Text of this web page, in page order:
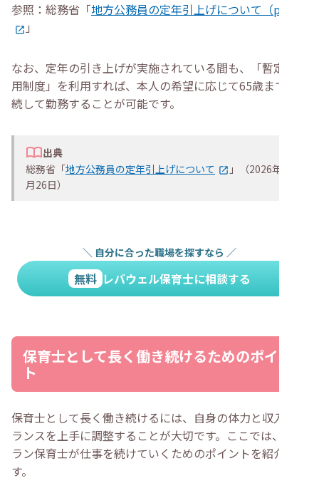
参照：総務省「地方公務員の定年引上げについて（p2）
」
なお、定年の引き上げが実施されている間も、「暫定再任
用制度」を利用すれば、本人の希望に応じて65歳まで継
続して勤務することが可能です。
出典
総務省「地方公務員の定年引上げについて
」（2026年5
月26日）
＼ 自分に合った職場を探すなら ／
無料 レバウェル保育士に相談する
保育士として長く働き続けるためのポイン
ト
保育士として長く働き続けるには、自身の体力と収入のバ
ランスを上手に調整することが大切です。ここでは、ベテ
ラン保育士が仕事を続けていくためのポイントを紹介しま
す。